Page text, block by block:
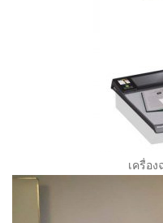
เครื่อ